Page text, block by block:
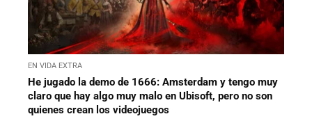
EN VIDA EXTRA
He jugado la demo de 1666: Amsterdam y tengo muy
claro que hay algo muy malo en Ubisoft, pero no son
quienes crean los videojuegos